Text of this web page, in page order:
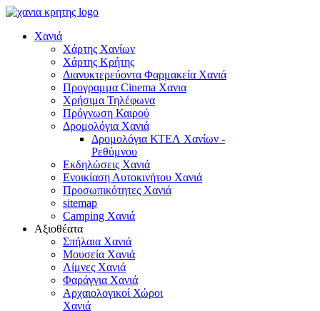
Χανιά
Χάρτης Χανίων
Χάρτης Κρήτης
Διανυκτερεύοντα Φαρμακεία Χανιά
Προγραμμα Cinema Χανια
Χρήσιμα Τηλέφωνα
Πρόγνωση Καιρού
Δρομολόγια Χανιά
Δρομολόγια ΚΤΕΛ Χανίων -
Ρεθύμνου
Εκδηλώσεις Χανιά
Ενοικίαση Αυτοκινήτου Χανιά
Προσωπικότητες Χανιά
sitemap
Camping Χανιά
Αξιοθέατα
Σπήλαια Χανιά
Μουσεία Χανιά
Λίμνες Χανιά
Φαράγγια Χανιά
Αρχαιολογικοί Χώροι
Χανιά